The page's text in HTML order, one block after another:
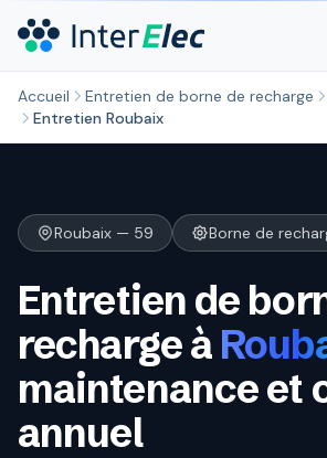
Accueil Entretien de borne de recharge
Entretien Roubaix
Roubaix — 59 Borne de
Entretien de
recharge à
maintenance et
annuel